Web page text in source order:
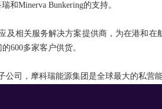
和Minerva Bunkering的支持。
及相关服务解决方案提供商，为在港和
600多家客户供货。
公司，摩科瑞能源集团是全球最大的私营